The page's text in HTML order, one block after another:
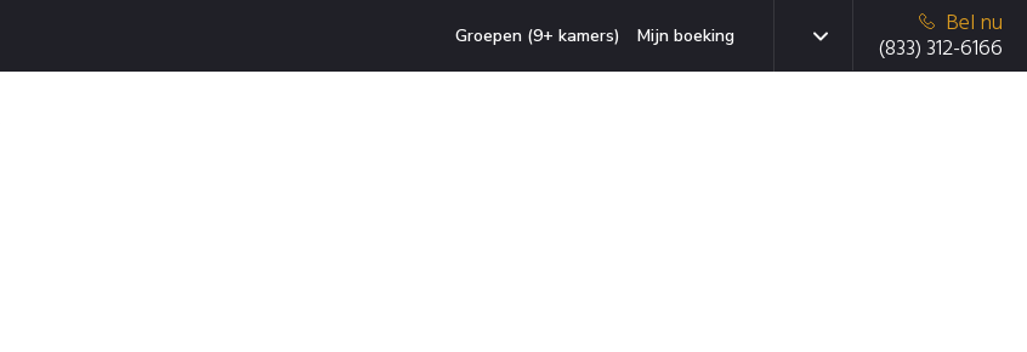
Groepen (9+ kamers) Mijn boeking
Bel nu
(833) 312-6166